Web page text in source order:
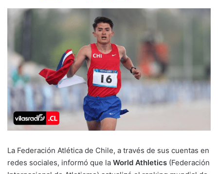
La Federación Atlética de Chile, a través de sus cuentas en
redes sociales, informó que la World Athletics (Federación